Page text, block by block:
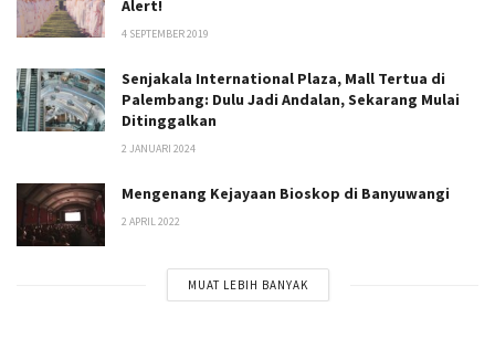
Alert!
4 SEPTEMBER 2019
Senjakala International Plaza, Mall Tertua di
Palembang: Dulu Jadi Andalan, Sekarang Mulai
Ditinggalkan
2 JANUARI 2024
Mengenang Kejayaan Bioskop di Banyuwangi
2 APRIL 2022
MUAT LEBIH BANYAK